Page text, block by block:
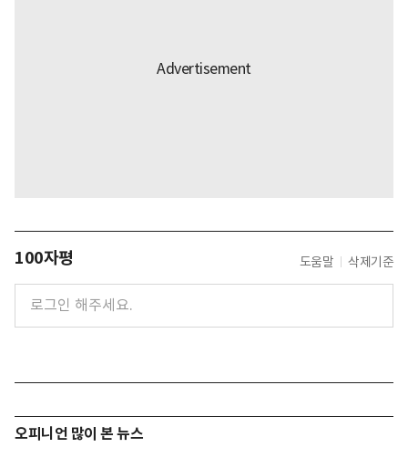
100자평 도움말 삭제기준
오피니언 많이 본 뉴스